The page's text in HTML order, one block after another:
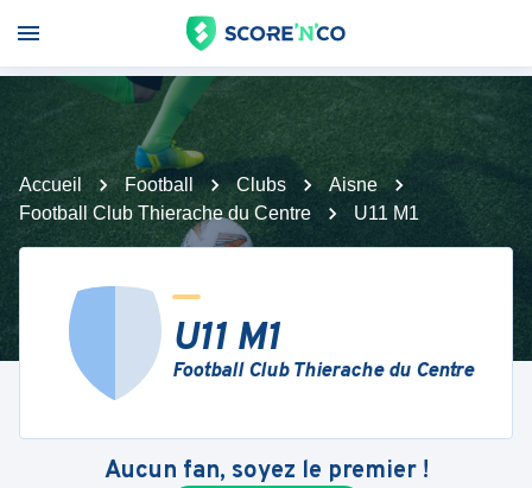
Accueil Football Clubs
Aisne
Football Club Thierache du Centre
U11 M1
U11 M1
Football Club Thierache du Centre
Aucun fan, soyez le premier !